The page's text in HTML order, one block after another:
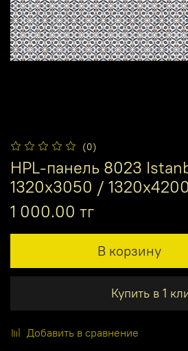
(0)
HPL-панель 8023
1320х3050 / 1320х4200
1 000.00 тг
В корзину
Купить в 1
Добавить в сравнение